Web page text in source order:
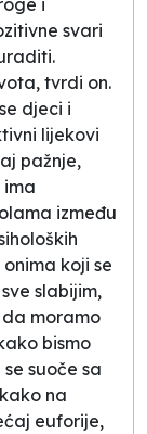
i
svari
, tvrdi on.
djeci i
lijekovi
pažnje,
ima
između
koji se
slabijim,
da moramo
bismo
suoče sa
na
euforije,